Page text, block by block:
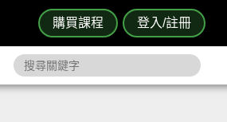
購買課程 登入/註冊